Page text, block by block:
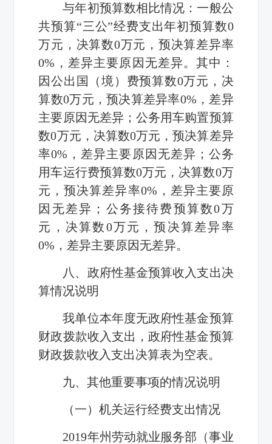
与年初预算数相比情况：一般公
共预算“三公”经费支出年初预算数0
万元，决算数0万元，预决算差异率
0% ，差异主要原因无差异。其中：
因公出国（境）费预算数0万元，决
算数0万元，预决算差异率0% ，差异
主要原因无差异；公务用车购置预算
数0万元，决算数0万元，预决算差异
率0% ，差异主要原因无差异；公务
用车运行费预算数0万元，决算数0万
元，预决算差异率0% ，差异主要原
因无差异；公务接待费预算数0万
元，决算数0万元，预决算差异率
0% ，差异主要原因无差异。
八、政府性基金预算收入支出决
算情况说明
我单位本年度无政府性基金预算
财政拨款收入支出，政府性基金预算
财政拨款收入支出决算表为空表。
九、其他重要事项的情况说明
（一）机关运行经费支出情况
2019年州劳动就业服务部（事业